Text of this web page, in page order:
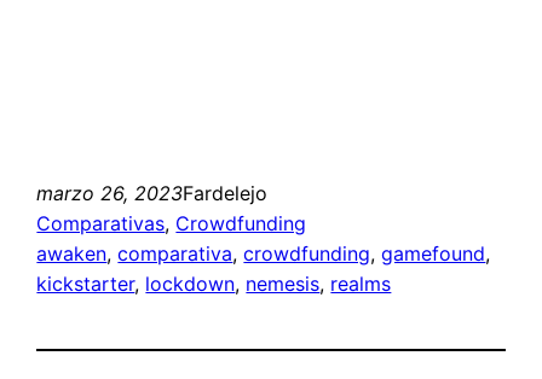
marzo 26, 2023Fardelejo
Comparativas, Crowdfunding
awaken, comparativa, crowdfunding, gamefound
kickstarter, lockdown, nemesis, realms